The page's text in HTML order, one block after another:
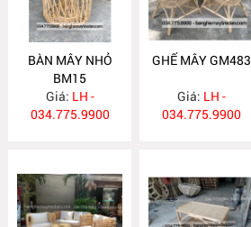
BÀN MÂY NHỎ
BM15
Giá: LH -
034.775.9900
GHẾ MÂY GM483
Giá: LH -
034.775.9900